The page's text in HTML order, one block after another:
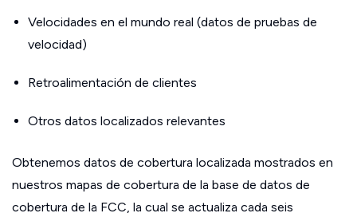
Velocidades en el mundo real (datos de pruebas de
velocidad)
Retroalimentación de clientes
Otros datos localizados relevantes
Obtenemos datos de cobertura localizada mostrados en
nuestros mapas de cobertura de la base de datos de
cobertura de la FCC, la cual se actualiza cada seis